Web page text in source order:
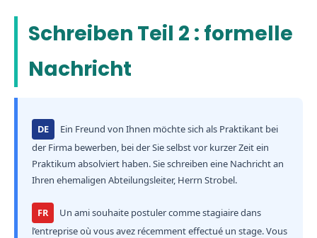
Schreiben Teil 2 : formelle
Nachricht
DE
Ein Freund von Ihnen möchte sich als Praktikant bei
der Firma bewerben, bei der Sie selbst vor kurzer Zeit ein
Praktikum absolviert haben. Sie schreiben eine Nachricht an
Ihren ehemaligen Abteilungsleiter, Herrn Strobel.
FR
Un ami souhaite postuler comme stagiaire dans
l’entreprise où vous avez récemment effectué un stage. Vous